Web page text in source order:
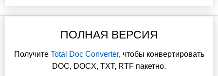
ПОЛНАЯ ВЕРСИЯ
Получите Total Doc Converter, чтобы конвертировать
DOC, DOCX, TXT, RTF пакетно.